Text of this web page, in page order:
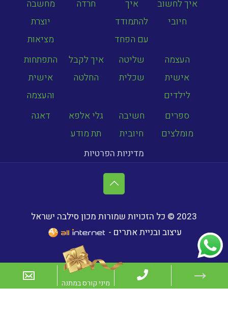
איך לחשוב
חיובי
איך
להתמודד
עם הפחד
חרדה
מחשבה
יוצרת
מציאות
העצמה
אישית
לילדים
שליטה
שכלית
איך לקבל
החלטה
התפתחות
אישית
והעצמה
ספרים
מומלצים
חשיבה
חיובית
גלי אלפא
תת מודע
דאגה
מדיניות הפרטיות
2023 © כל הזכויות שמורות מכון סילבה ישראל
עיצוב ובניית אתרים -